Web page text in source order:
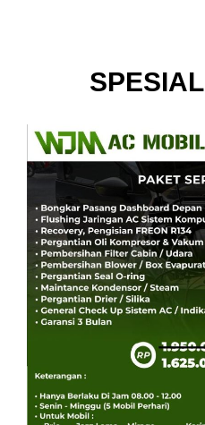
SPESIAL